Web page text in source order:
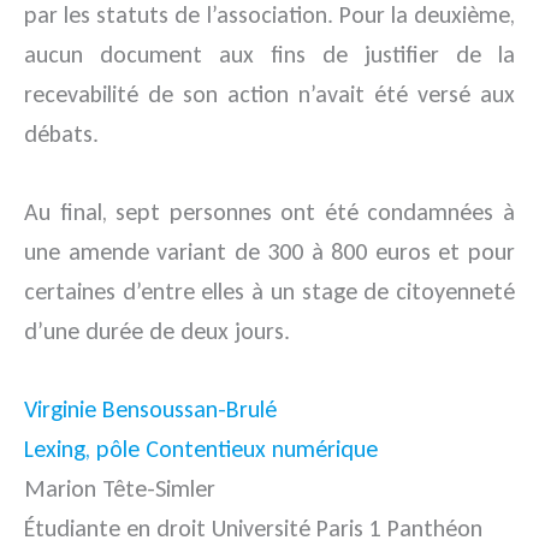
par les statuts de l’association. Pour la deuxième,
aucun document aux fins de justifier de la
recevabilité de son action n’avait été versé aux
débats.
Au final, sept personnes ont été condamnées à
une amende variant de 300 à 800 euros et pour
certaines d’entre elles à un stage de citoyenneté
d’une durée de deux jours.
Virginie Bensoussan-Brulé
Lexing, pôle Contentieux numérique
Marion Tête-Simler
Étudiante en droit Université Paris 1 Panthéon